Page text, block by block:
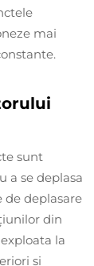
mai
sunt
a se deplasa
de deplasare
din
la
și